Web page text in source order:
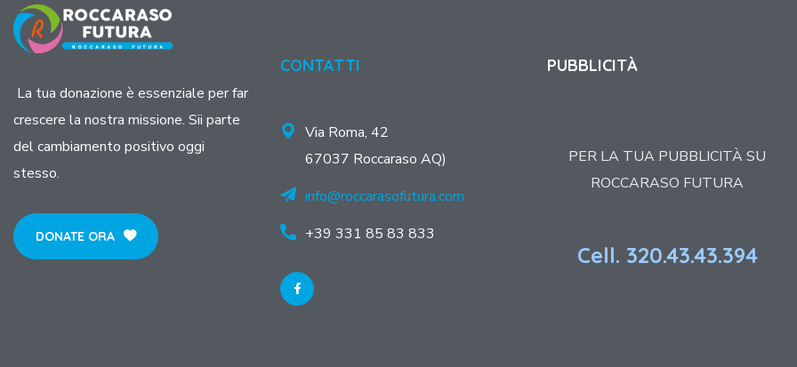
La tua donazione è essenziale per far
crescere la nostra missione. Sii parte
del cambiamento positivo oggi
stesso.
DONATE ORA
CONTATTI
Via Roma, 42
67037 Roccaraso AQ)
info@roccarasofutura.com
+39 331 85 83 833
PUBBLICITÀ
PER LA TUA PUBBLICITÀ SU
ROCCARASO FUTURA
Cell. 320.43.43.394